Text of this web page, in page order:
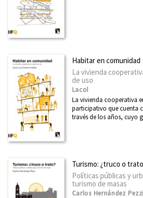
Habitar en comunidad
La vivienda
de uso
Lacol
La vivienda cooperativa
participativo que cuenta
través de los años, cuyo
Turismo: ¿truco o
Políticas públicas y
turismo de masas
Carlos Hernández Pezzi